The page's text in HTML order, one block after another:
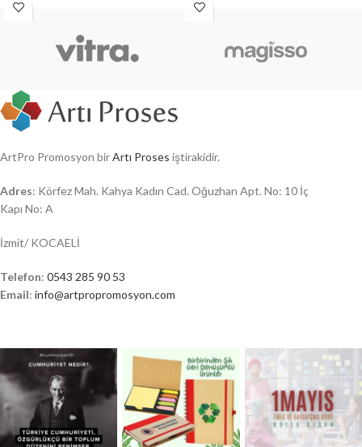
ArtPro Promosyon birArtı Proses iştirakidir.
Adres: Körfez Mah. Kahya Kadın Cad. Oğuzhan Apt. No: 10 İç
Kapı No: A
İzmit/ KOCAELİ
Telefon: 0543 285 90 53
Email: info@artpropromosyon.com